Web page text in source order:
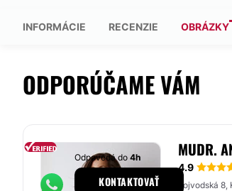
INFORMÁCIE RECENZIE OBRÁZKY
ODPORÚČAME VÁM
MUDR.
4.9
Vojvodská
Odpovedá do 4h
KONTAKTOVAŤ